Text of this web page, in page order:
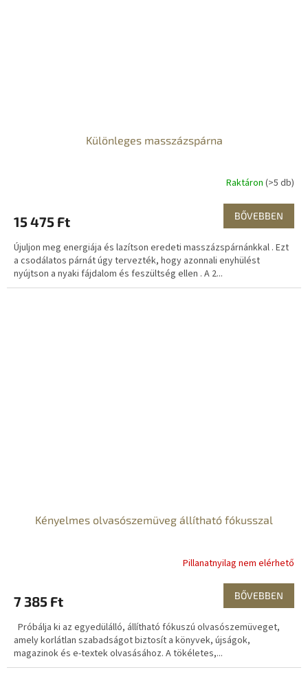
Különleges masszázspárna
Raktáron (>5 db)
15 475 Ft BŐVEBBEN
Újuljon meg energiája és lazítson eredeti masszázspárnánkkal . Ezt
a csodálatos párnát úgy tervezték, hogy azonnali enyhülést
nyújtson a nyaki fájdalom és feszültség ellen . A 2...
Kényelmes olvasószemüveg állítható fókusszal
Pillanatnyilag nem elérhető
7 385 Ft BŐVEBBEN
Próbálja ki az egyedülálló, állítható fókuszú olvasószemüveget,
amely korlátlan szabadságot biztosít a könyvek, újságok,
magazinok és e-textek olvasásához. A tökéletes,...